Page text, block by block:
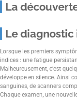
La
Le
Lorsque les premiers
indices : une fatigue
Malheureusement, c’est
développe en silence. Ainsi
sanguines, de scanners
Chaque examen, une